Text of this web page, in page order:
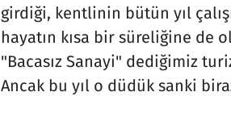
girdiği, kentlinin bütün yıl
hayatın kısa bir süreliğine de
"Bacasız Sanayi" dediğimiz
Ancak bu yıl o düdük sanki